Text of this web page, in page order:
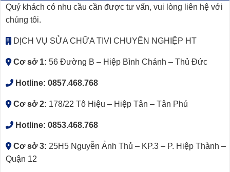
Quý khách có nhu cầu cần được tư vấn, vui lòng liên hệ với
chúng tôi.
DỊCH VỤ SỬA CHỮA TIVI CHUYÊN NGHIỆP HT
Cơ sở 1: 56 Đường B – Hiệp Bình Chánh – Thủ Đức
Hotline: 0857.468.768
Cơ sở 2: 178/22 Tô Hiệu – Hiệp Tân – Tân Phú
Hotline: 0853.468.768
Cơ sở 3: 25H5 Nguyễn Ảnh Thủ – KP.3 – P. Hiệp Thành –
Quận 12